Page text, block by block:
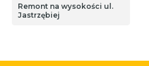
Remont na wysokości ul.
Jastrzębiej